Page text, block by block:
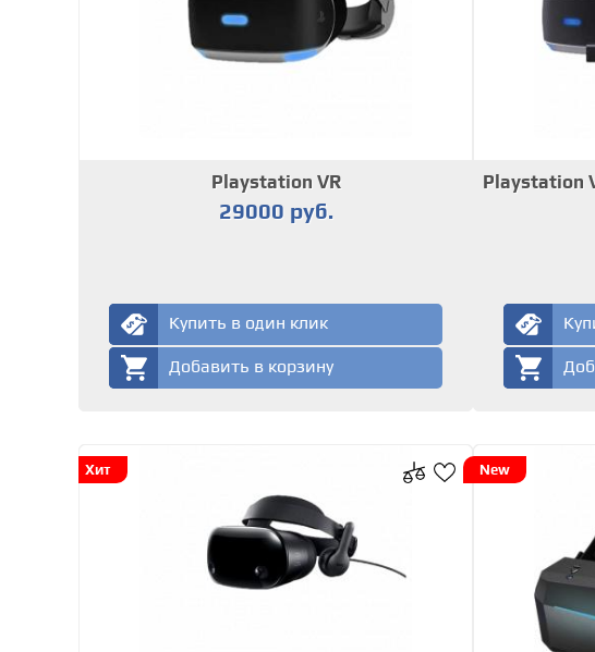
Playstation VR
29000 руб.
Купить в один клик
Добавить в корзину
Playstation
Хит New